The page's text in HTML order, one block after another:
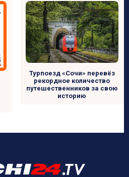
Турпоезд «Сочи» перевёз
рекордное количество
путешественников за свою
историю